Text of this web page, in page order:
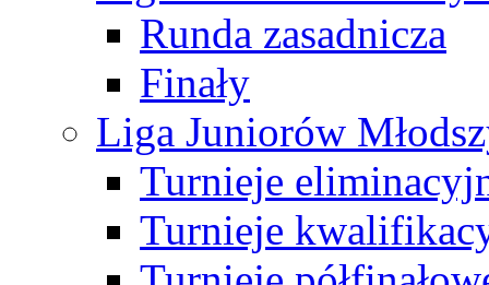
Runda zasadnicza
Finały
Liga Juniorów
Turnieje
Turnieje